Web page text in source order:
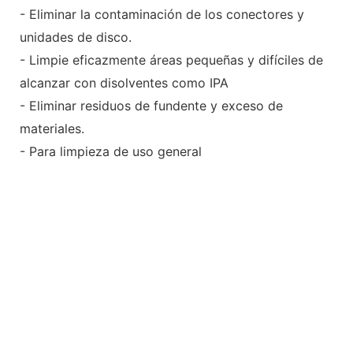
- Eliminar la contaminación de los conectores y
unidades de disco.
- Limpie eficazmente áreas pequeñas y difíciles de
alcanzar con disolventes como IPA
- Eliminar residuos de fundente y exceso de
materiales.
- Para limpieza de uso general